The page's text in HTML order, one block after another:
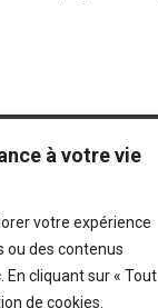
à votre vie
votre expérience
ou des contenus
cliquant sur « Tout
de cookies.